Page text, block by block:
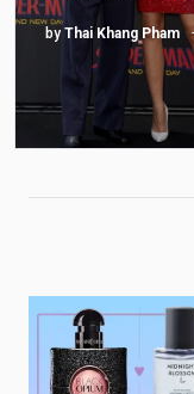
by Thai Khang Pham